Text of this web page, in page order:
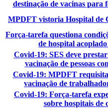
destinação de vacinas para
MPDFT vistoria Hospital de
Força-tarefa questiona
de hospital
Covid-19: SES deve
vacinação de pessoas
Covid-19: MPDFT
vacinação de
Covid-19: Força-tarefa
sobre hospitais de